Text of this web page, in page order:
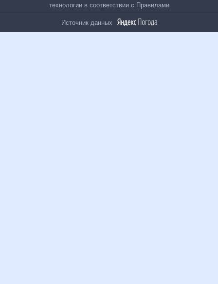
На информационном ресурсе применяются
рекомендательные технологии в соответствии сПравилами
Источник данных